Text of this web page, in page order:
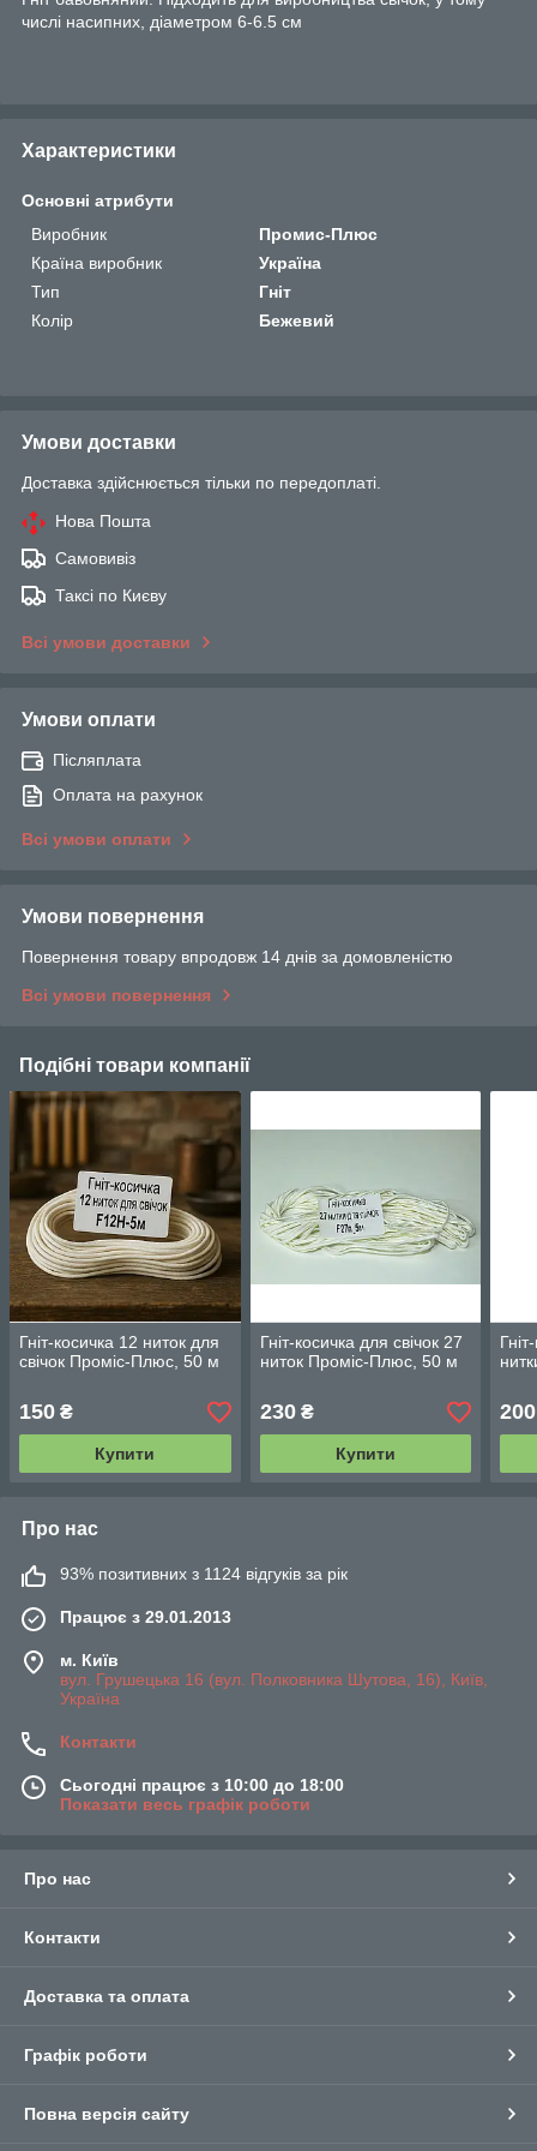
числі насипних, діаметром 6-6.5 см
Характеристики
Основні атрибути
Виробник
Промис-Плюс
Країна виробник
Україна
Тип
Гніт
Колір
Бежевий
Умови доставки
Доставка здійснюється тільки по передоплаті.
Нова Пошта
Самовивіз
Таксі по Києву
Всі умови доставки
Умови оплати
Післяплата
Оплата на рахунок
Всі умови оплати
Умови повернення
Повернення товару впродовж 14 днів за домовленістю
Всі умови повернення
Подібні товари компанії
Гніт-косичка 12 ниток для
свічок Проміс-Плюс, 50 ​​м
150 ₴
Купити
Гніт-косичка для свічок 27
ниток Проміс-Плюс, 50 ​​м
230₴
Купити
200
Про нас
93% позитивних з 1124 відгуків за рік
Працює з 29.01.2013
м. Київ
вул. Грушецька 16 (вул. Полковника Шутова, 16), Київ,
Україна
Контакти
Сьогодні працює з 10:00 до 18:00
Показати весь графік роботи
Про нас
Контакти
Доставка та оплата
Графік роботи
Повна версія сайту